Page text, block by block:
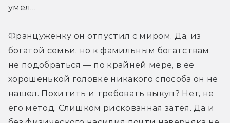
умел…
Француженку он отпустил с миром. Да, из
богатой семьи, но к фамильным богатствам
не подобраться — по крайней мере, в ее
хорошенькой головке никакого способа он не
нашел. Похитить и требовать выкуп? Нет, не
его метод. Слишком рискованная затея. Да и